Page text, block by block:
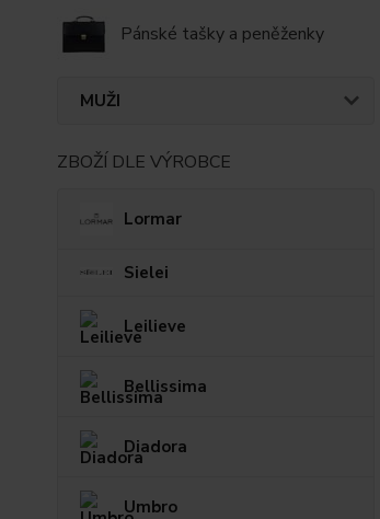
Pánské tašky a peněženky
MUŽI
ZBOŽÍ DLE VÝROBCE
Lormar
Sielei
Leilieve
Bellissima
Diadora
Umbro